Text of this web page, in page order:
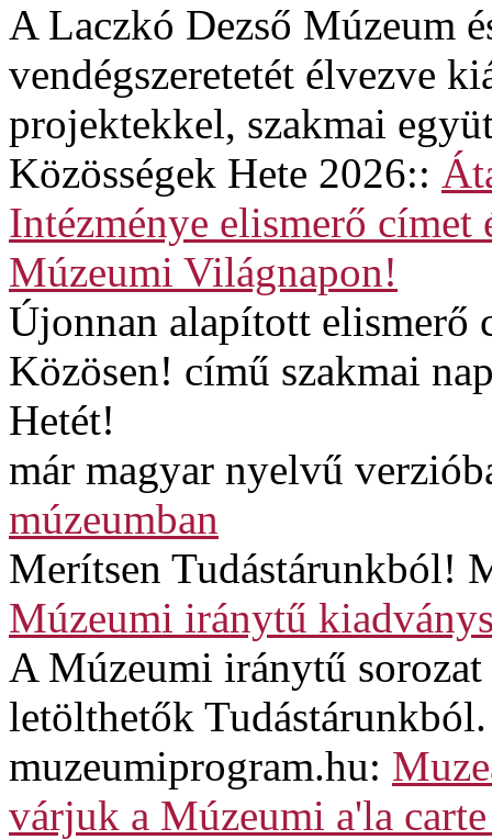
A Laczkó Dezső Múzeum
vendégszeretetét élvezve
projektekkel, szakmai
Közösségek Hete 2026::
Intézménye elismerő címet
Múzeumi Világnapon!
Újonnan alapított elismerő
Közösen! című szakmai
Hetét!
már magyar nyelvű
múzeumban
Merítsen Tudástárunkból!
Múzeumi iránytű
A Múzeumi iránytű
letölthetők Tudástárunkból.
muzeumiprogram.hu:
várjuk a Múzeumi a'la